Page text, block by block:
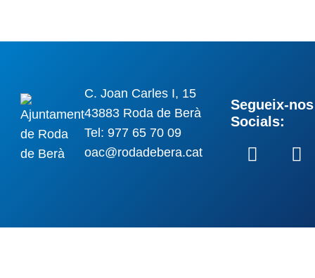
C. Joan Carles I, 15
43883 Roda de Berà
Tel: 977 65 70 09
oac@rodadebera.cat
Segueix-
Socials: